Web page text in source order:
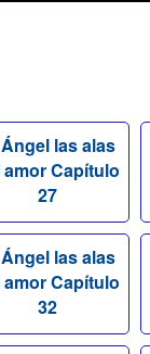
las alas
amor Capítulo
27
las alas
amor Capítulo
32